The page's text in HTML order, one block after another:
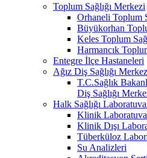
Toplum Sağlığı Merkezi
Orhaneli Toplum
Büyükorhan
Keles Toplum
Harmancık
Entegre İlçe Hastaneleri
Ağız Diş Sağlığı
T.C.Sağlık
Diş Sağlığı
Halk Sağlığı
Klinik
Klinik Dışı
Tüberküloz
Su Analizleri